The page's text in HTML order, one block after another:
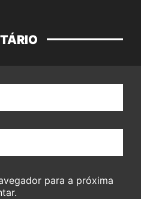
para a próxima